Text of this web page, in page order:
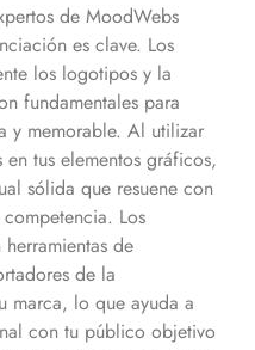
de MoodWebs
es clave. Los
los logotipos y la
fundamentales para
y memorable. Al utilizar
tus elementos gráficos,
sólida que resuene con
Los
de
de la
marca, lo que ayuda a
con tu público objetivo